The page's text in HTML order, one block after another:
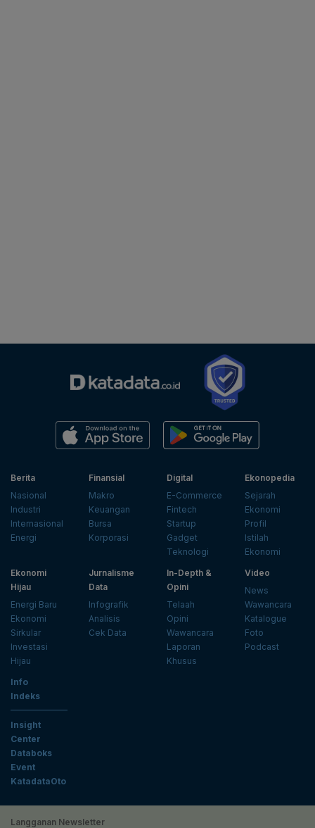
Berita
Nasional
Industri
Internasional
Energi
Finansial
Makro
Keuangan
Bursa
Korporasi
Digital
E-Commerce
Fintech
Startup
Gadget
Teknologi
Ekonopedia
Sejarah
Ekonomi
Profil
Istilah
Ekonomi
Ekonomi
Hijau
Energi Baru
Ekonomi
Sirkular
Investasi
Hijau
Jurnalisme
Data
Infografik
Analisis
Cek Data
In-Depth &
Opini
Telaah
Opini
Wawancara
Laporan
Khusus
Video
News
Wawancara
Katalogue
Foto
Podcast
Info
Indeks
Insight
Center
Databoks
Event
KatadataOto
Langganan Newsletter